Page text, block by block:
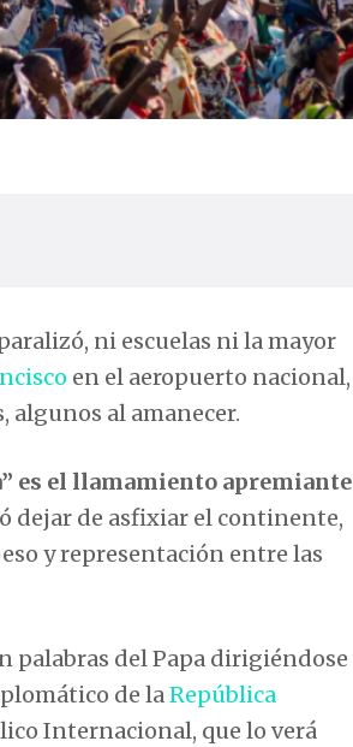
ni escuelas ni la mayor
en el aeropuerto nacional,
algunos al amanecer.
es el llamamiento apremiante
dejar de asfixiar el continente,
y representación entre las
palabras del Papa dirigiéndose
de laRepública
Internacional, que lo verá